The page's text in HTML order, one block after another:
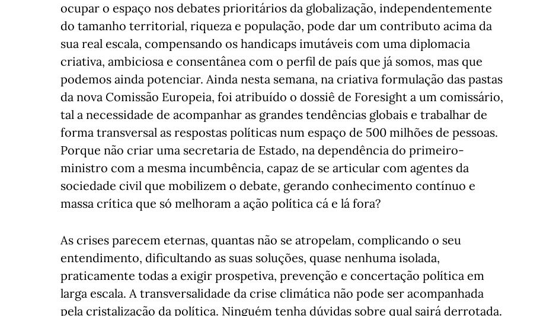
ocupar o espaço nos debates prioritários da globalização, independentemente
do tamanho territorial, riqueza e população, pode dar um contributo acima da
sua real escala, compensando os handicaps imutáveis com uma diplomacia
criativa, ambiciosa e consentânea com o perfil de país que já somos, mas que
podemos ainda potenciar. Ainda nesta semana, na criativa formulação das pastas
da nova Comissão Europeia, foi atribuído o dossiê de Foresight a um comissário,
tal a necessidade de acompanhar as grandes tendências globais e trabalhar de
forma transversal as respostas políticas num espaço de 500 milhões de pessoas.
Porque não criar uma secretaria de Estado, na dependência do primeiro-
ministro com a mesma incumbência, capaz de se articular com agentes da
sociedade civil que mobilizem o debate, gerando conhecimento contínuo e
massa crítica que só melhoram a ação política cá e lá fora?
As crises parecem eternas, quantas não se atropelam, complicando o seu
entendimento, dificultando as suas soluções, quase nenhuma isolada,
praticamente todas a exigir prospetiva, prevenção e concertação política em
larga escala. A transversalidade da crise climática não pode ser acompanhada
pela cristalização da política. Ninguém tenha dúvidas sobre qual sairá derrotada.